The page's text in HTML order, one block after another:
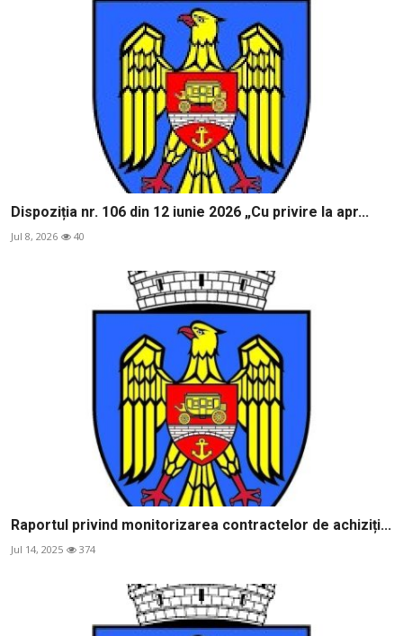
Dispoziția nr. 106 din 12 iunie 2026 „Cu privire la apr...
Jul 8, 2026 40
Raportul privind monitorizarea contractelor de achiziți...
Jul 14, 2025 374